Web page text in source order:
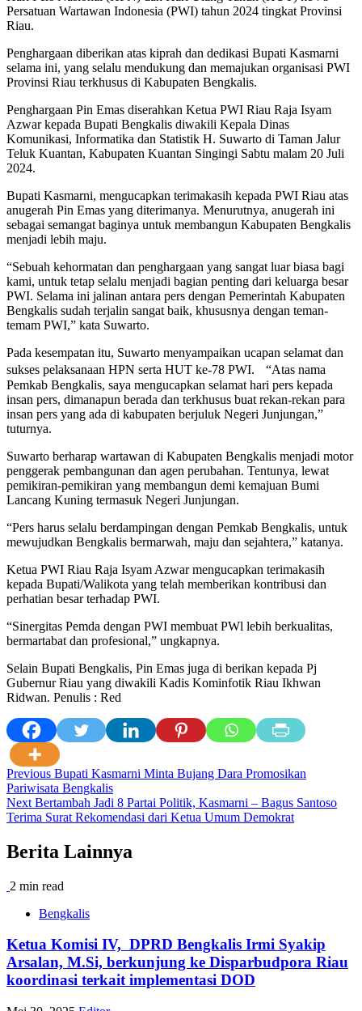
Persatuan Wartawan Indonesia (PWI) tahun 2024 tingkat Provinsi
Riau.
Penghargaan diberikan atas kiprah dan dedikasi Bupati Kasmarni
selama ini, yang selalu mendukung dan memajukan organisasi PWI
Provinsi Riau terkhusus di Kabupaten Bengkalis.
Penghargaan Pin Emas diserahkan Ketua PWI Riau Raja Isyam
Azwar kepada Bupati Bengkalis diwakili Kepala Dinas
Komunikasi, Informatika dan Statistik H. Suwarto di Taman Jalur
Teluk Kuantan, Kabupaten Kuantan Singingi Sabtu malam 20 Juli
2024.
Bupati Kasmarni, mengucapkan terimakasih kepada PWI Riau atas
anugerah Pin Emas yang diterimanya. Menurutnya, anugerah ini
sebagai semangat baginya untuk membangun Kabupaten Bengkalis
menjadi lebih maju.
“Sebuah kehormatan dan penghargaan yang sangat luar biasa bagi
kami, untuk tetap selalu menjadi bagian penting dari keluarga besar
PWI. Selama ini jalinan antara pers dengan Pemerintah Kabupaten
Bengkalis sudah terjalin sangat baik, khususnya dengan teman-
temam PWI,” kata Suwarto.
Pada kesempatan itu, Suwarto menyampaikan ucapan selamat dan
sukses pelaksanaan HPN serta HUT ke-78 PWI. “Atas nama
Pemkab Bengkalis, saya mengucapkan selamat hari pers kepada
insan pers, dimanapun berada dan terkhusus buat rekan-rekan para
insan pers yang ada di kabupaten berjuluk Negeri Junjungan,”
tuturnya.
Suwarto berharap wartawan di Kabupaten Bengkalis menjadi motor
penggerak pembangunan dan agen perubahan. Tentunya, lewat
pemikiran-pemikiran yang membangun demi kemajuan Bumi
Lancang Kuning termasuk Negeri Junjungan.
“Pers harus selalu berdampingan dengan Pemkab Bengkalis, untuk
mewujudkan Bengkalis bermarwah, maju dan sejahtera,” katanya.
Ketua PWI Riau Raja Isyam Azwar mengucapkan terimakasih
kepada Bupati/Walikota yang telah memberikan kontribusi dan
perhatian besar terhadap PWI.
“Sinergitas Pemda dengan PWI membuat PWl lebih berkualitas,
bermartabat dan profesional,” ungkapnya.
Selain Bupati Bengkalis, Pin Emas juga di berikan kepada Pj
Gubernur Riau yang diwakili Kadis Kominfotik Riau Ikhwan
Ridwan. Penulis : Red
Post
navigation
Previous Bupati Kasmarni Minta Bujang Dara Promosikan
Pariwisata Bengkalis
Next Bertambah Jadi 8 Partai Politik, Kasmarni – Bagus Santoso
Terima Surat Rekomendasi dari Ketua Umum Demokrat
Berita Lainnya
2 min read
Bengkalis
Ketua Komisi IV, DPRD Bengkalis Irmi Syakip
Arsalan, M.Si, berkunjung ke Disparbudpora Riau
koordinasi terkait implementasi DOD